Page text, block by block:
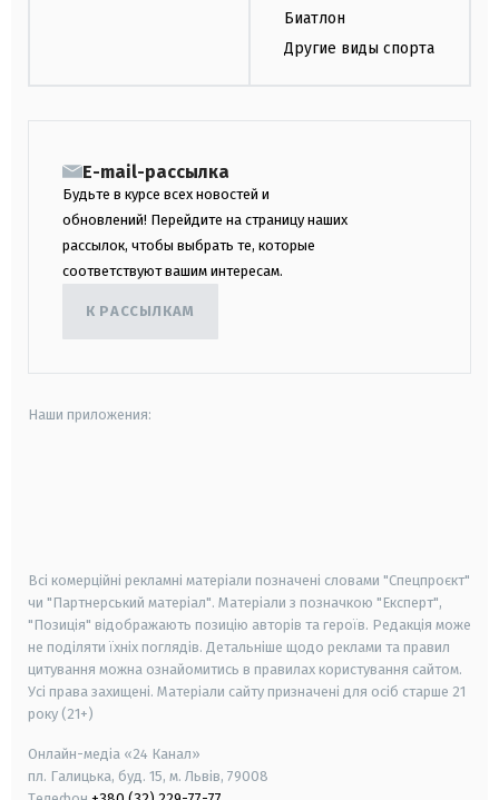
Биатлон
Другие виды спорта
E-mail-рассылка
Будьте в курсе всех новостей и
обновлений! Перейдите на страницу наших
рассылок, чтобы выбрать те, которые
соответствуют вашим интересам.
К РАССЫЛКАМ
Наши приложения:
Всі комерційні рекламні матеріали позначені словами "Спецпроєкт"
чи "Партнерський матеріал". Матеріали з позначкою "Експерт",
"Позиція" відображають позицію авторів та героїв. Редакція може
не поділяти їхніх поглядів. Детальніше щодо реклами та правил
цитування можна ознайомитись в правилах користування сайтом.
Усі права захищені. Матеріали сайту призначені для осіб старше 21
року (21+)
Онлайн-медіа «24 Канал»
пл. Галицька, буд. 15, м. Львів, 79008